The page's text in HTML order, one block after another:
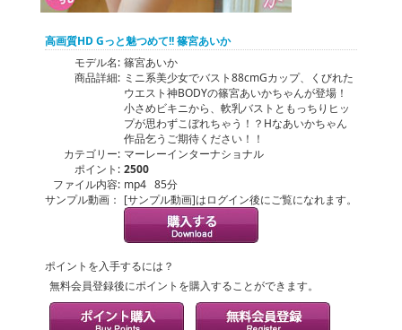
高画質HD Gっと魅つめて!! 篠宮あいか
モデル名: 篠宮あいか
商品詳細: ミニ系美少女でバスト88cmGカップ、くびれた
ウエスト神BODYの篠宮あいかちゃんが登場！
小さめビキニから、軟乳バストともっちりヒッ
プが思わずこぼれちゃう！？Hなあいかちゃん
作品乞うご期待ください！！
カテゴリー: マーレーインターナショナル
ポイント: 2500
ファイル内容: mp4 85分
サンプル動画： [サンプル動画]はログイン後にご覧になれます。
ポイントを入手するには？
無料会員登録後にポイントを購入することができます。